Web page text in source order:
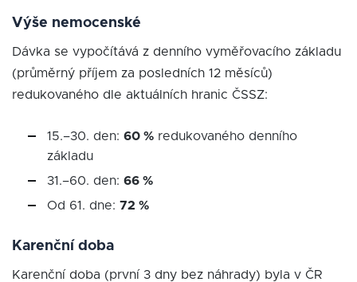
Výše nemocenské
Dávka se vypočítává z denního vyměřovacího základu
(průměrný příjem za posledních 12 měsíců)
redukovaného dle aktuálních hranic ČSSZ:
15.–30. den: 60 % redukovaného denního
základu
31.–60. den: 66 %
Od 61. dne: 72 %
Karenční doba
Karenční doba (první 3 dny bez náhrady) byla v ČR